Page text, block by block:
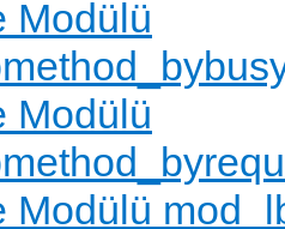
Modülü
Modülü
Modülü